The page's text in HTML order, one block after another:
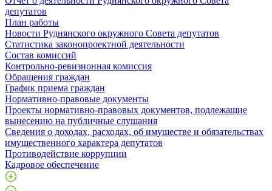
депутатов
План работы
Новости Руднянского окружного Совета депутатов
Статистика законопроектной деятельности
Состав комиссий
Контрольно-ревизионная комиссия
Обращения граждан
График приема граждан
Нормативно-правовые документы
Проекты нормативно-правовых документов, подлежащие
вынесению на публичные слушания
Сведения о доходах, расходах, об имуществе и обязательствах
имущественного характера депутатов
Противодействие коррупции
Кадровое обеспечение